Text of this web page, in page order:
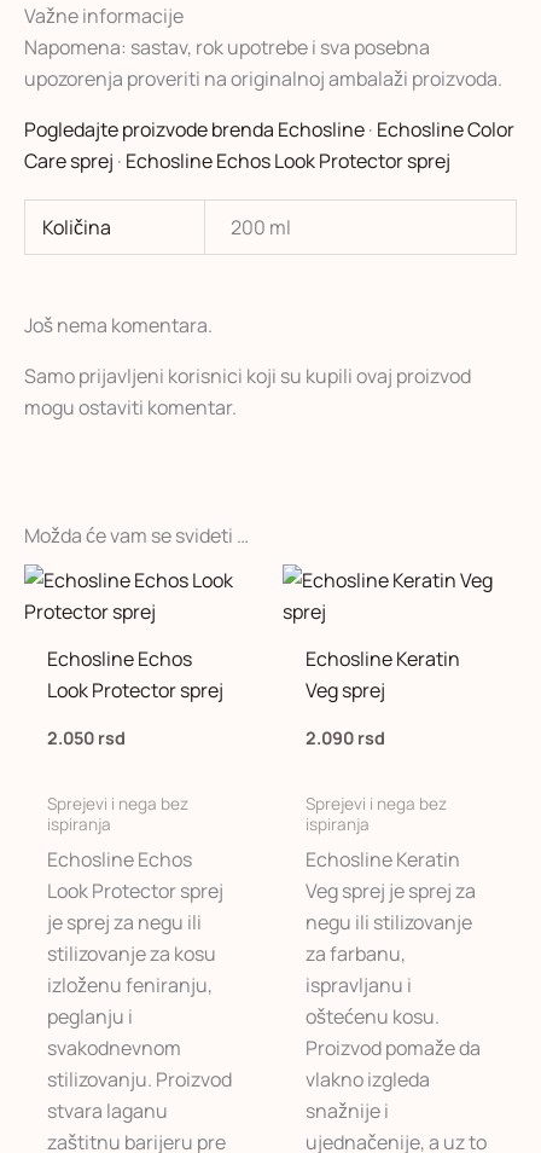
Važne informacije
Napomena: sastav, rok upotrebe i sva posebna
upozorenja proveriti na originalnoj ambalaži proizvoda.
Pogledajte proizvode brenda Echosline· Echosline Color
Care sprej · Echosline Echos Look Protector sprej
Količina 200 ml
Još nema komentara.
Samo prijavljeni korisnici koji su kupili ovaj proizvod
mogu ostaviti komentar.
Možda će vam se svideti …
Echosline Echos
Look Protector sprej
2.050 rsd
Sprejevi i nega bez
ispiranja
Echosline Echos
Look Protector sprej
je sprej za negu ili
stilizovanje za kosu
izloženu feniranju,
peglanju i
svakodnevnom
stilizovanju. Proizvod
stvara laganu
zaštitnu barijeru pre
Echosline Keratin
Veg sprej
2.090 rsd
Sprejevi i nega bez
ispiranja
Echosline Keratin
Veg sprej je sprej za
negu ili stilizovanje
za farbanu,
ispravljanu i
oštećenu kosu.
Proizvod pomaže da
vlakno izgleda
snažnije i
ujednačenije, a uz to